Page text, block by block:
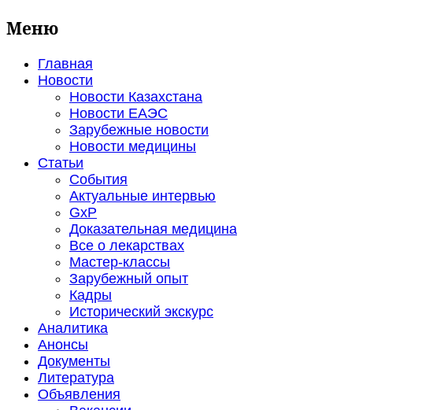
Меню
Главная
Новости
Новости Казахстана
Новости ЕАЭС
Зарубежные новости
Новости медицины
Статьи
События
Актуальные интервью
GxP
Доказательная медицина
Все о лекарствах
Мастер-классы
Зарубежный опыт
Кадры
Исторический экскурс
Аналитика
Анонсы
Документы
Литература
Объявления